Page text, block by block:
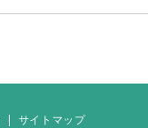
サイトマップ